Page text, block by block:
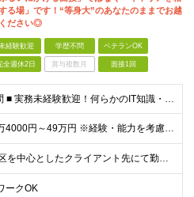
る場」です！“等身大”のあなたのままでお越
ださい◎
経験歓迎 学歴不問 ベテランOK
全週休2日 賞与複数月 面接1回
■ 学歴不問 ■ 実務未経験歓迎！何らかのIT知識・学習経験をお持ちの方 （独学、ITスクール卒業生、少しだけ実務経験がある等、経験の浅い方も大歓迎です！） ＼こんな方にピッタリの環境です／ ◎面接
■ 月給33万4000円～49万円 ※経験・能力を考慮して優遇します。 ※上記には固定残業代（月30時間分・6万3500円～9万3100円）を含みます。超過分は全額支給。 ※待機期間中全額給与を保証
◎東京23区を中心としたクライアント先にて勤務いただきます（転居を伴う転勤なし） ◎在宅勤務も活用できます ■ 本社 東京都江戸川区南葛西3-5-3-402 (変更の範囲)上記を除く当社関連勤務地
ークOK